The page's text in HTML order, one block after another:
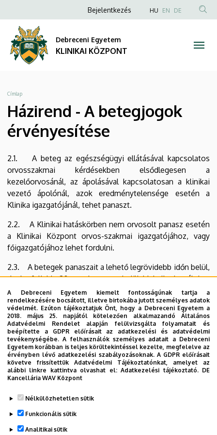
A Debreceni Egyetem kiemelt fontosságúnak tartja a
rendelkezésére bocsátott, illetve birtokába jutott személyes adatok
védelmét. Ezúton tájékoztatjuk Önt, hogy a Debreceni Egyetem a
2018. május 25. napjától kötelezően alkalmazandó Általános
Adatvédelmi Rendelet alapján felülvizsgálta folyamatait és
beépítette a GDPR előírásait az adatkezelési és adatvédelmi
tevékenységébe. A felhasználók személyes adatait a Debreceni
Egyetem korábban is teljes körültekintéssel kezelte, megfelelve az
érvényben lévő adatkezelési szabályozásoknak. A GDPR előírásait
követve frissítettük Adatvédelmi Tájékoztatónkat, amelyet az
alábbi linkre kattintva olvashat el:Adatkezelési tájékoztató. DE
Kancellária WAV Központ
Nélkülözhetetlen sütik
Funkcionális sütik
Analitikai sütik
A
betegjogok
érvényesítése
KLINIKAI
a
tartalomra
Anonim
fiók
menüje
Bejelentkezés HU EN DE
Debreceni Egyetem
KLINIKAI KÖZPONT
Morzsa
Címlap
Házirend - A betegjogok
érvényesítése
2.1. A beteg az egészségügyi ellátásával kapcsolatos
orvosszakmai kérdésekben elsődlegesen a
kezelőorvosánál, az ápolásával kapcsolatosan a klinikai
vezető ápolónál, azok eredménytelensége esetén a
Klinika igazgatójánál, tehet panaszt.
2.2. A Klinikai hatáskörben nem orvosolt panasz esetén
a Klinikai Központ orvos-szakmai igazgatójához, vagy
főigazgatójához lehet fordulni.
2.3. A betegek panaszait a lehető legrövidebb időn belül,
de legfeljebb 30 munkanapon belül ki kell vizsgálni, s
annak eredményéről a panaszost értesíteni kell.
2.4. A fentiekben szabályozott panaszjog nem érinti a
betegnek azt a jogát, hogy a panasz kivizsgálása
érdekében a betegjogi képviselőhöz, vagy más
szervekhez, illetve a Klinikai Etikai Bizottsághoz forduljon.
2.5. A beteg panaszát akár írásban, akár szóban is
előadhatja.
Legutóbb frissítve: 2021. 09. 29. 13:23